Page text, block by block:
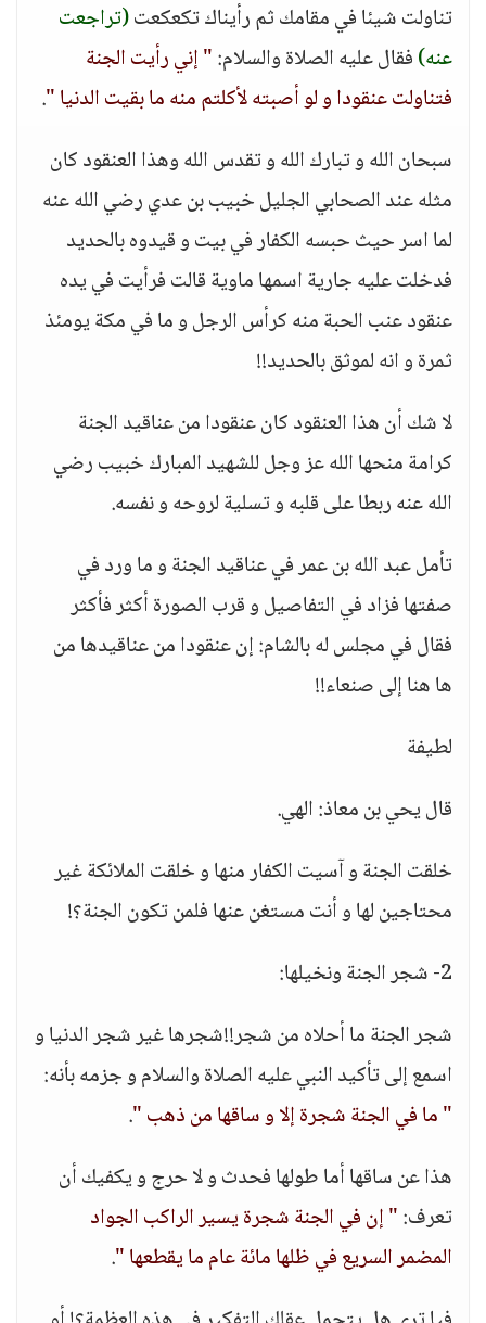
تناولت شيئا في مقامك ثم رأيناك تكعكعت(تراجعت
عنه)فقال عليه الصلاة والسلام:" إني رأيت الجنة
فتناولت عنقودا و لو أصبته لأكلتم منه ما بقيت الدنيا ".
سبحان الله و تبارك الله و تقدس الله وهذا العنقود كان
مثله عند الصحابي الجليل خبيب بن عدي رضي الله عنه
لما اسر حيث حبسه الكفار في بيت و قيدوه بالحديد
فدخلت عليه جارية اسمها ماوية قالت فرأيت في يده
عنقود عنب الحبة منه كرأس الرجل و ما في مكة يومئذ
ثمرة و انه لموثق بالحديد!!
لا شك أن هذا العنقود كان عنقودا من عناقيد الجنة
كرامة منحها الله عز وجل للشهيد المبارك خبيب رضي
الله عنه ربطا على قلبه و تسلية لروحه و نفسه.
تأمل عبد الله بن عمر في عناقيد الجنة و ما ورد في
صفتها فزاد في التفاصيل و قرب الصورة أكثر فأكثر
فقال في مجلس له بالشام: إن عنقودا من عناقيدها من
ها هنا إلى صنعاء!!
لطيفة
قال يحي بن معاذ: الهي.
خلقت الجنة و آسيت الكفار منها و خلقت الملائكة غير
محتاجين لها و أنت مستغن عنها فلمن تكون الجنة؟!
2- شجر الجنة ونخيلها:
شجر الجنة ما أحلاه من شجر!!شجرها غير شجر الدنيا و
اسمع إلى تأكيد النبي عليه الصلاة والسلام و جزمه بأنه:
" ما في الجنة شجرة إلا و ساقها من ذهب ".
هذا عن ساقها أما طولها فحدث و لا حرج و يكفيك أن
تعرف:" إن في الجنة شجرة يسير الراكب الجواد
المضمر السريع في ظلها مائة عام ما يقطعها ".